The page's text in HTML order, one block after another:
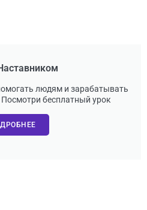
людям и зарабатывать
бесплатный урок